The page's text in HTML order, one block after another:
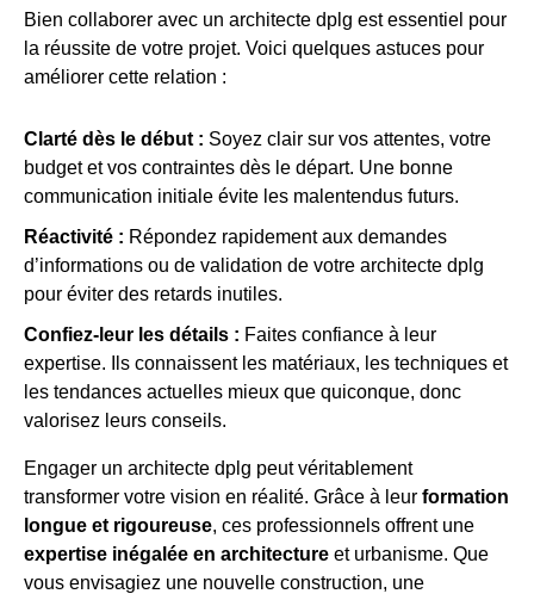
Bien collaborer avec un architecte dplg est essentiel pour
la réussite de votre projet. Voici quelques astuces pour
améliorer cette relation :
Clarté dès le début : Soyez clair sur vos attentes, votre
budget et vos contraintes dès le départ. Une bonne
communication initiale évite les malentendus futurs.
Réactivité : Répondez rapidement aux demandes
d’informations ou de validation de votre architecte dplg
pour éviter des retards inutiles.
Confiez-leur les détails : Faites confiance à leur
expertise. Ils connaissent les matériaux, les techniques et
les tendances actuelles mieux que quiconque, donc
valorisez leurs conseils.
Engager un architecte dplg peut véritablement
transformer votre vision en réalité. Grâce à leur formation
longue et rigoureuse, ces professionnels offrent une
expertise inégalée en architecture et urbanisme. Que
vous envisagiez une nouvelle construction, une